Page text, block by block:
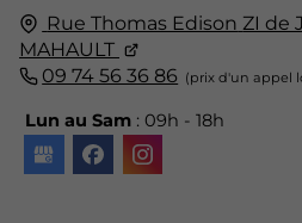
Rue Thomas Edison ZI de
MAHAULT
09 74 56 36 86
Lun au Sam: 09h - 18h